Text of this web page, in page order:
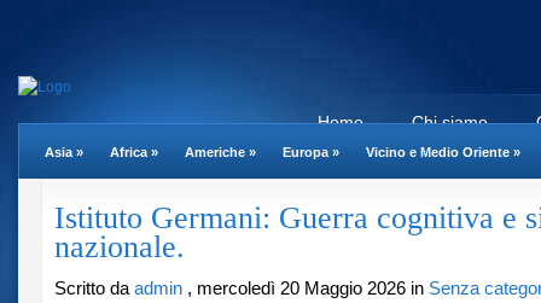
Chi siamo
Home
Asia » Africa » Americhe » Europa » Vicino e Medio Oriente »
Istituto Germani: Guerra cognitiva e
nazionale.
Scritto da admin , mercoledì 20 Maggio 2026 in Senza